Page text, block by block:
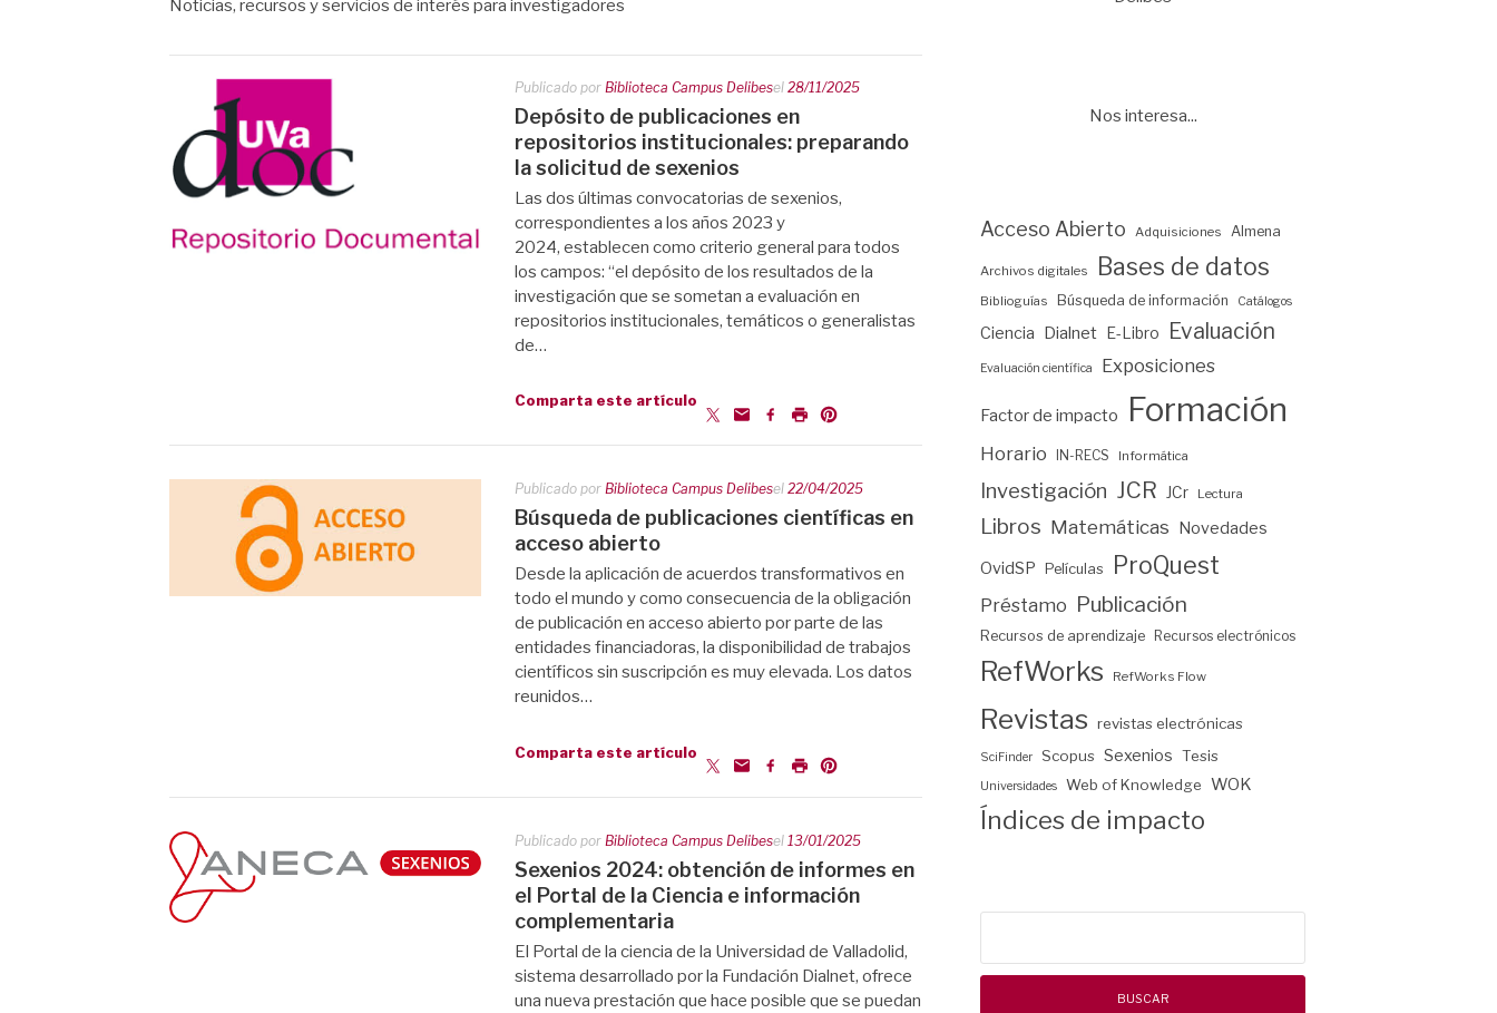
Noticias, recursos y servicios de interés para investigadores
Publicado por Biblioteca Campus Delibesel 28/11/2025
Depósito de publicaciones en
repositorios institucionales: preparando
la solicitud de sexenios
Las dos últimas convocatorias de sexenios,
correspondientes a los años 2023 y
2024, establecen como criterio general para todos
los campos: “el depósito de los resultados de la
investigación que se sometan a evaluación en
repositorios institucionales, temáticos o generalistas
de…
Comparta este artículo
Publicado por Biblioteca Campus Delibesel 22/04/2025
Búsqueda de publicaciones científicas en
acceso abierto
Desde la aplicación de acuerdos transformativos en
todo el mundo y como consecuencia de la obligación
de publicación en acceso abierto por parte de las
entidades financiadoras, la disponibilidad de trabajos
científicos sin suscripción es muy elevada. Los datos
reunidos…
Comparta este artículo
Publicado por Biblioteca Campus Delibesel 13/01/2025
Sexenios 2024: obtención de informes en
el Portal de la Ciencia e información
complementaria
El Portal de la ciencia de la Universidad de Valladolid,
sistema desarrollado por la Fundación Dialnet, ofrece
una nueva prestación que hace posible que se puedan
Nos interesa...
Acceso Abierto Adquisiciones Almena
Archivos digitales Bases de datos
Biblioguías Búsqueda de información Catálogos
Ciencia Dialnet E-Libro Evaluación
Evaluación científica Exposiciones
Factor de impacto Formación
Horario IN-RECS Informática
Investigación JCR JCr Lectura
Libros Matemáticas Novedades
OvidSP Películas ProQuest
Préstamo Publicación
Recursos de aprendizaje Recursos electrónicos
RefWorks RefWorks Flow
Revistas revistas electrónicas
SciFinder Scopus Sexenios Tesis
Universidades Web of Knowledge WOK
Índices de impacto